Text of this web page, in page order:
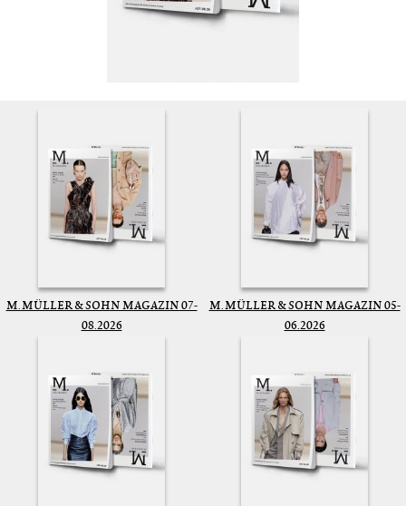
M. MÜLLER & SOHN MAGAZIN 07-
08.2026
M. MÜLLER & SOHN MAGAZIN 05-
06.2026